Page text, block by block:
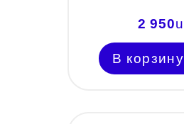
2 950u
В корзину